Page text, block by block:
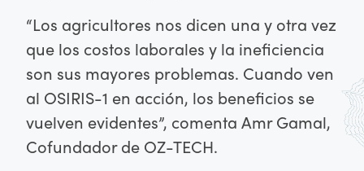
“Los agricultores nos dicen una y otra vez
que los costos laborales y la ineficiencia
son sus mayores problemas. Cuando ven
al OSIRIS-1 en acción, los beneficios se
vuelven evidentes”, comenta Amr Gamal,
Cofundador de OZ-TECH.